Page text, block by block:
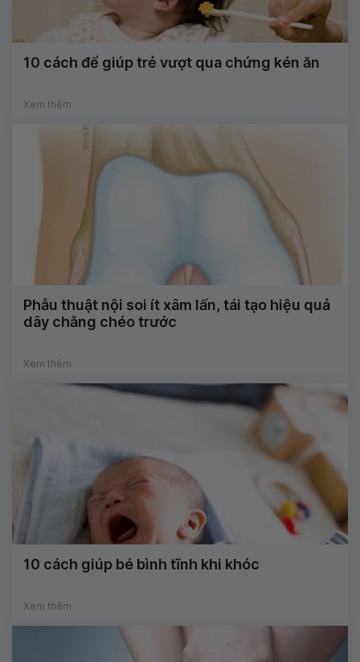
10 cách để giúp trẻ vượt qua chứng kén ăn
Xem thêm
Phẫu thuật nội soi ít xâm lấn, tái tạo hiệu quả
dây chằng chéo trước
Xem thêm
10 cách giúp bé bình tĩnh khi khóc
Xem thêm